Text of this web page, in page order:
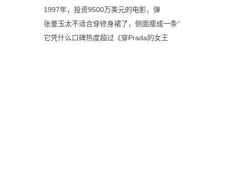
1997年，投资9500万美元的电影，弹
张曼玉太不适合穿修身裙了，侧面瘦成一条“
它凭什么口碑热度超过《穿Prada的女王